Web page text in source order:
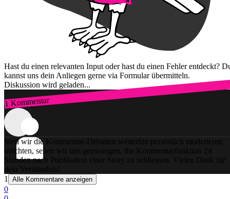
Hast du einen relevanten Input oder hast du einen Fehler entdeckt?
kannst uns dein Anliegen gerne via Formular übermitteln.
Diskussion wird geladen...
1 Kommentar
Zum Login
Weil wir die Kommentar-Debatten weiterhin persönlich moderieren
möchten, sehen wir uns gezwungen, die Kommentarfunktion 24
Stunden nach Publikation einer Story zu schliessen. Vielen Dank für
dein Verständnis!
1
Alle Kommentare anzeigen
0